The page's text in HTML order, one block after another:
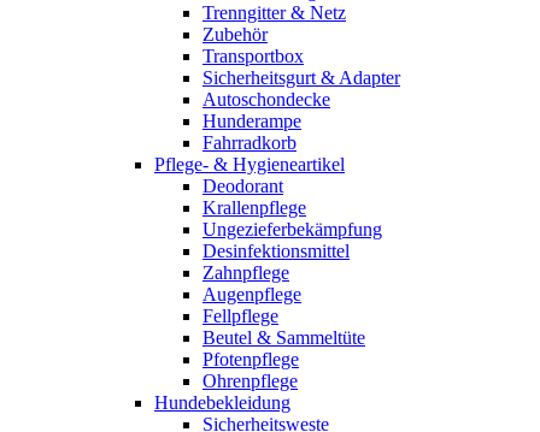
Trenngitter & Netz
Zubehör
Transportbox
Sicherheitsgurt & Adapter
Autoschondecke
Hunderampe
Fahrradkorb
Pflege- & Hygieneartikel
Deodorant
Krallenpflege
Ungezieferbekämpfung
Desinfektionsmittel
Zahnpflege
Augenpflege
Fellpflege
Beutel & Sammeltüte
Pfotenpflege
Ohrenpflege
Hundebekleidung
Sicherheitsweste